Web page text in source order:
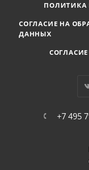
ПОЛИТИКА
СОГЛАСИЕ НА
ДАННЫХ
СОГЛАСИЕ
+7 495